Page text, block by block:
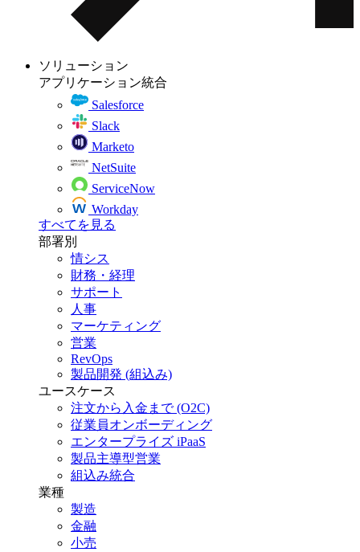
ソリューション
アプリケーション統合
Salesforce
Slack
Marketo
NetSuite
ServiceNow
Workday
すべてを見る
部署別
情シス
財務・経理
サポート
人事
マーケティング
営業
RevOps
製品開発 (組込み)
ユースケース
注文から入金まで (O2C)
従業員オンボーディング
エンタープライズ iPaaS
製品主導型営業
組込み統合
業種
製造
金融
小売